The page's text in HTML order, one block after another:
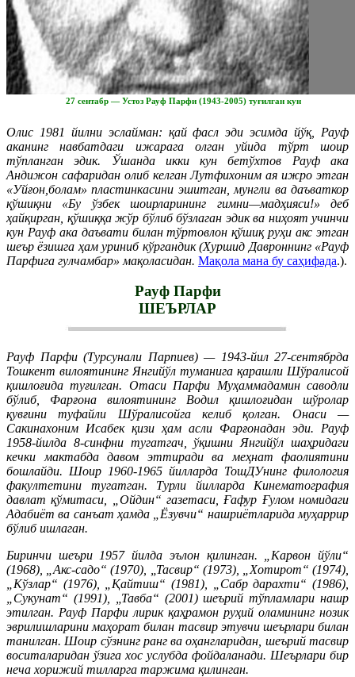
27 сентабр — Устоз Рауф Парфи (1943-2005) туғилган кун
Олис 1981 йилни эслайман: қай фасл эди эсимда йўқ, Рауф
аканинг навбатдаги ижарага олган уйида тўрт шоир
тўпланган эдик. Ўшанда икки кун бетўхтов Рауф ака
Андижон сафаридан олиб келган Лутфихоним ая ижро этган
«Уйғон,болам» пластинкасини эшитган, мунгли ва даъваткор
қўшиқни «Бу ўзбек шоирларининг гимни—мадҳияси!» деб
ҳайқирган, қўшиққа жўр бўлиб бўзлаган эдик ва ниҳоят учинчи
кун Рауф ака даъвати билан тўртовлон қўшиқ руҳи акс этган
шеър ёзишга ҳам уриниб кўргандик (Хуршид Давроннинг «Рауф
Парфига гулчамбар» мақоласидан. Мақола мана бу саҳифада.).
Рауф Парфи
ШЕЪРЛАР
Рауф Парфи (Турсунали Парпиев) — 1943-йил 27-сентябрда
Тошкент вилоятининг Янгийўл туманига қарашли Шўралисой
қишлоғида туғилган. Отаси Парфи Муҳаммадамин саводли
бўлиб, Фарғона вилоятининг Водил қишлоғидан шўролар
қувғини туфайли Шўралисойга келиб қолган. Онаси —
Сакинахоним Исабек қизи ҳам асли Фарғонадан эди. Рауф
1958-йилда 8-синфни тугатгач, ўқишни Янгийўл шаҳридаги
кечки мактабда давом эттиради ва меҳнат фаолиятини
бошлайди. Шоир 1960-1965 йилларда ТошДУнинг филология
факултетини тугатган. Турли йилларда Кинематография
давлат қўмитаси, „Ойдин“ газетаси, Ғафур Ғулом номидаги
Адабиёт ва санъат ҳамда „Ёзувчи“ нашриётларида муҳаррир
бўлиб ишлаган.
Биринчи шеъри 1957 йилда эълон қилинган. „Карвон йўли“
(1968), „Акс-садо“ (1970), „Тасвир“ (1973), „Хотирот“ (1974),
„Кўзлар“ (1976), „Қайтиш“ (1981), „Сабр дарахти“ (1986),
„Сукунат“ (1991), „Тавба“ (2001) шеърий тўпламлари нашр
этилган. Рауф Парфи лирик қаҳрамон руҳий оламининг нозик
эврилишларини маҳорат билан тасвир этувчи шеърлари билан
танилган. Шоир сўзнинг ранг ва оҳангларидан, шеърий тасвир
воситаларидан ўзига хос услубда фойдаланади. Шеърлари бир
неча хорижий тилларга таржима қилинган.